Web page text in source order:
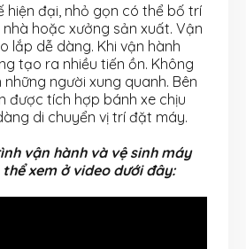
hiện đại, nhỏ gọn có thể bố trí
hoặc xưởng sản xuất. Vận
lắp dễ dàng. Khi vận hành
tạo ra nhiều tiến ồn. Không
người xung quanh. Bên
được tích hợp bánh xe chịu
di chuyển vị trí đặt máy.
vận hành và vệ sinh máy
thể xem ở video dưới đây: